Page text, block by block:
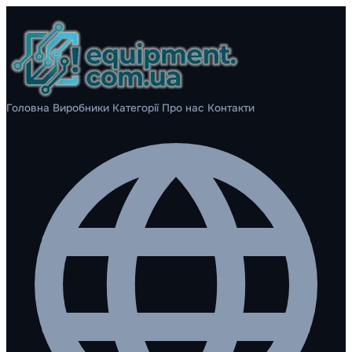
Головна Виробники Категорії Про нас Контакти